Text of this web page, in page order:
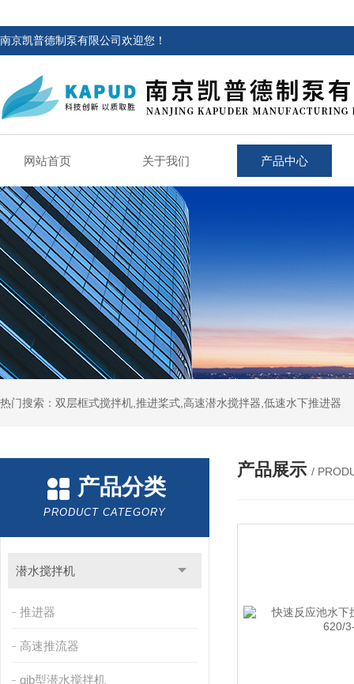
南京凯普德制泵有限公司欢迎您！
网站首页 关于我们 产品中心
热门搜索：双层框式搅拌机,推进桨式,高速潜水搅拌器,低速水下推进器
产品分类
PRODUCT CATEGORY
潜水搅拌机
推进器
高速推流器
qjb型潜水搅拌机
产品展示 /